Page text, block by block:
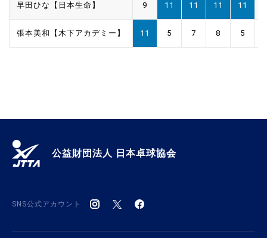
早田ひな【日本生命】 9 11 11 11 11
張本美和【木下アカデミー】 11 5 7 8 5
公益財団法人 日本卓球協会
SNS公式アカウント